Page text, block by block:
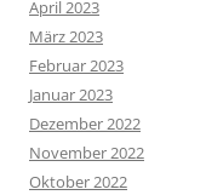
April 2023
März 2023
Februar 2023
Januar 2023
Dezember 2022
November 2022
Oktober 2022